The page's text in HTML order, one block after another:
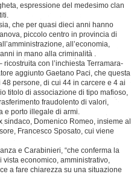
espressione del medesimo clan
che per quasi dieci anni hanno
piccolo centro in provincia di
all’economia,
in mano alla criminalità .
ricostruita con l’inchiesta Terramara-
aggiunto Gaetano Paci, che questa
persone, di cui 44 in carcere e 4 ai
titolo di associazione di tipo mafioso,
fraudolento di valori,
e porto illegale di armi.
sindaco, Domenico Romeo, insieme al
Francesco Sposato, cui viene
e Carabinieri, “che conferma la
economico, amministrativo,
a fare chiarezza su una situazione